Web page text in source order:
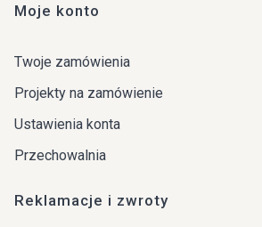
Moje konto
Twoje zamówienia
Projekty na zamówienie
Ustawienia konta
Przechowalnia
Reklamacje i zwroty